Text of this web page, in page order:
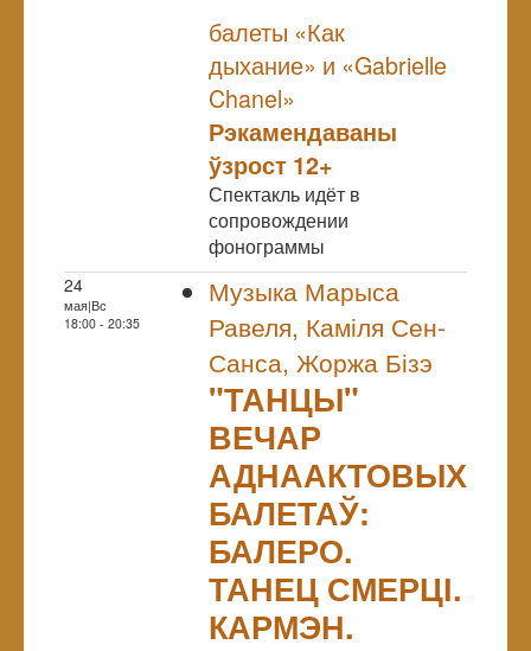
балеты «Как
дыхание» и «Gabrielle
Chanel»
Рэкамендаваны
ўзрост 12+
Спектакль идёт в
сопровождении
фонограммы
24
мая|Вс
18:00 - 20:35
Музыка Марыса
Равеля, Каміля Сен-
Санса, Жоржа Бізэ
"ТАНЦЫ"
ВЕЧАР
АДНААКТОВЫХ
БАЛЕТАЎ:
БАЛЕРО.
ТАНЕЦ СМЕРЦІ.
КАРМЭН.